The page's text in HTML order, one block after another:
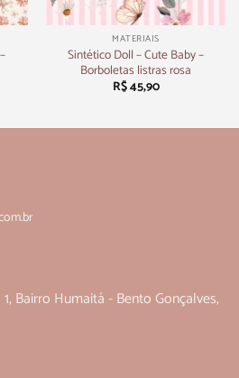
MATERIAIS
Sintético Doll – Cute Baby –
Borboletas listras rosa
R$45,90
Bairro Humaitá - Bento Gonçalves,